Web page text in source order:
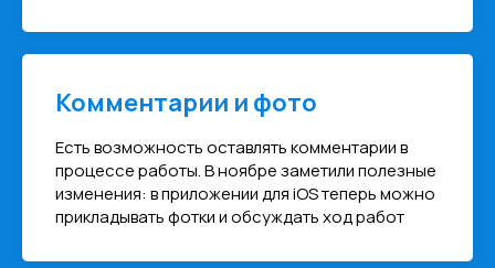
Комментарии и фото
Есть возможность оставлять комментарии в
процессе работы. В ноябре заметили полезные
изменения: в приложении для iOS теперь можно
прикладывать фотки и обсуждать ход работ